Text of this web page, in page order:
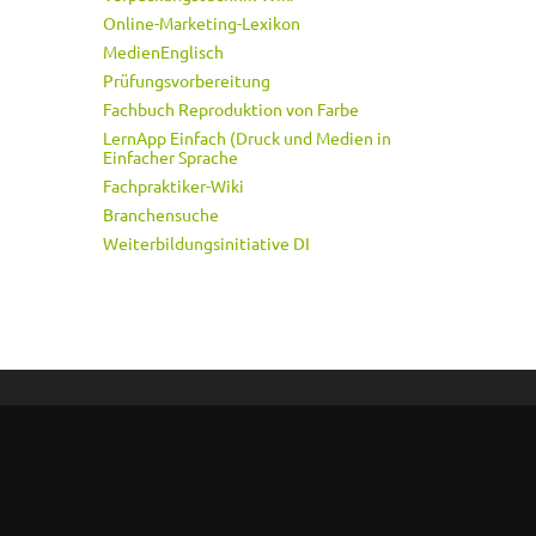
Online-Marketing-Lexikon
MedienEnglisch
Prüfungsvorbereitung
Fachbuch Reproduktion von Farbe
LernApp Einfach (Druck und Medien in
Einfacher Sprache
Fachpraktiker-Wiki
Branchensuche
Weiterbildungsinitiative DI